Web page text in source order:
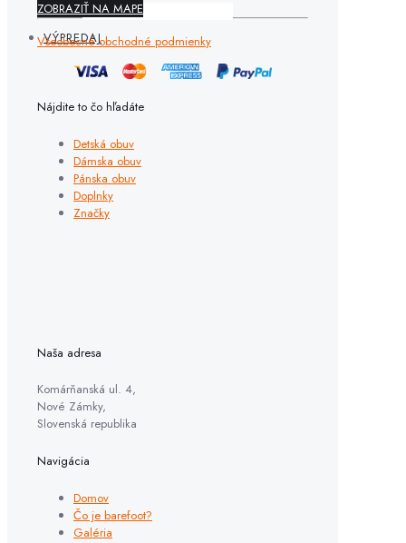
VÝPREDAJ
ZOBRAZIŤ NA MAPE
Všeobecné obchodné podmienky
Nájdite to čo hľadáte
Detská obuv
Dámska obuv
Pánska obuv
Doplnky
Značky
Naša adresa
Komárňanská ul. 4,
Nové Zámky,
Slovenská republika
Navigácia
Domov
Čo je barefoot?
Galéria